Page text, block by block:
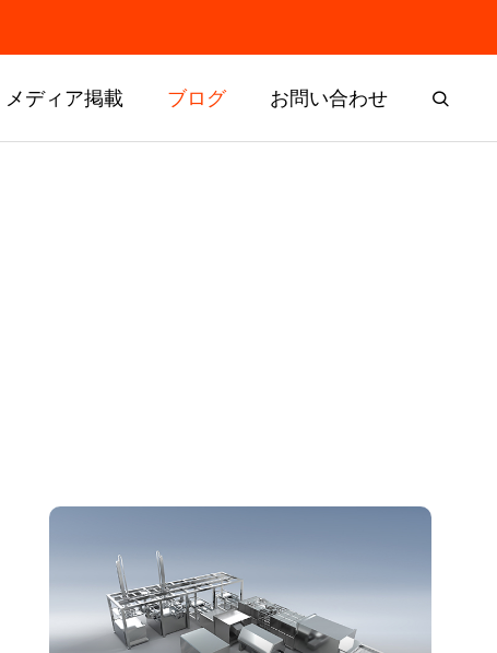
メディア掲載 ブログ お問い合わせ